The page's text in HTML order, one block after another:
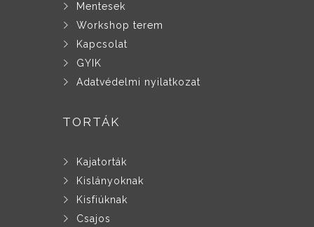
Mentesek
Workshop terem
Kapcsolat
GYIK
Adatvédelmi nyilatkozat
TORTÁK
Kajatorták
Kislányoknak
Kisfiúknak
Csajos